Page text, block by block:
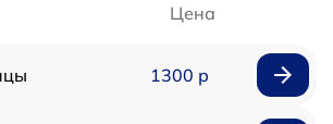
Цена
1300 р